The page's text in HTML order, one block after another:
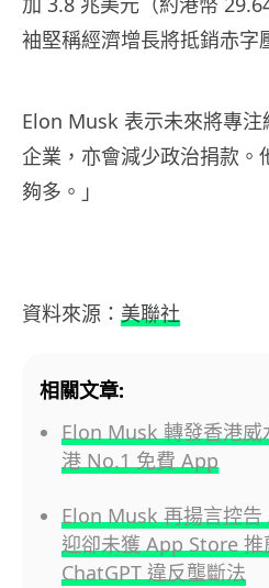
袖堅稱經濟增長將抵銷赤字
Elon Musk 表示未來將專注
企業，亦會減少政治捐款。
夠多。」
資料來源： 美聯社
相關文章:
Elon Musk 轉發香港威
港 No.1 免費 App
Elon Musk 再揚言控
迎卻未獲 App Store
ChatGPT 違反壟斷法